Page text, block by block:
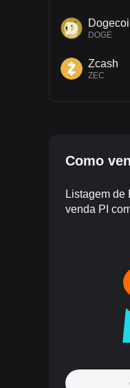
DOGE
Zcash
ZEC
Como
Listagem de
venda PI